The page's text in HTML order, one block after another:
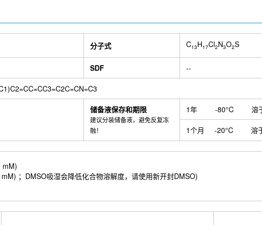
分子式 C13H17Cl2N3O2S
SDF --
储备液保存和期限
建议分装储备液，避免反复冻
融！
1年 -80°C 溶
1个月 -20°C 溶
mM)
；DMSO吸湿会降低化合物溶解度，请使用新开封DMSO)